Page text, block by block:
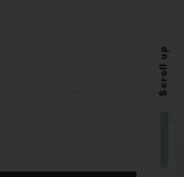
Scroll up